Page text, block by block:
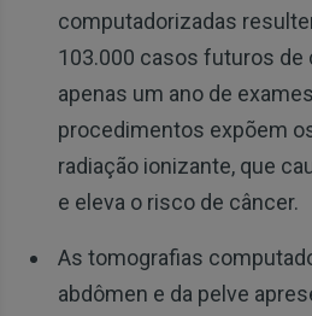
computadorizadas
103.000 casos futuros de
apenas um ano de
procedimentos expõem
radiação ionizante, que
e eleva o risco de câncer.
As tomografias
abdômen e da pelve